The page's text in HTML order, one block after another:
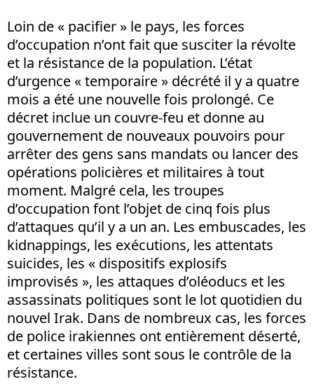
Loin de « pacifier » le pays, les forces
d’occupation n’ont fait que susciter la révolte
et la résistance de la population. L’état
d’urgence « temporaire » décrété il y a quatre
mois a été une nouvelle fois prolongé. Ce
décret inclue un couvre-feu et donne au
gouvernement de nouveaux pouvoirs pour
arrêter des gens sans mandats ou lancer des
opérations policières et militaires à tout
moment. Malgré cela, les troupes
d’occupation font l’objet de cinq fois plus
d’attaques qu’il y a un an. Les embuscades, les
kidnappings, les exécutions, les attentats
suicides, les « dispositifs explosifs
improvisés », les attaques d’oléoducs et les
assassinats politiques sont le lot quotidien du
nouvel Irak. Dans de nombreux cas, les forces
de police irakiennes ont entièrement déserté,
et certaines villes sont sous le contrôle de la
résistance.